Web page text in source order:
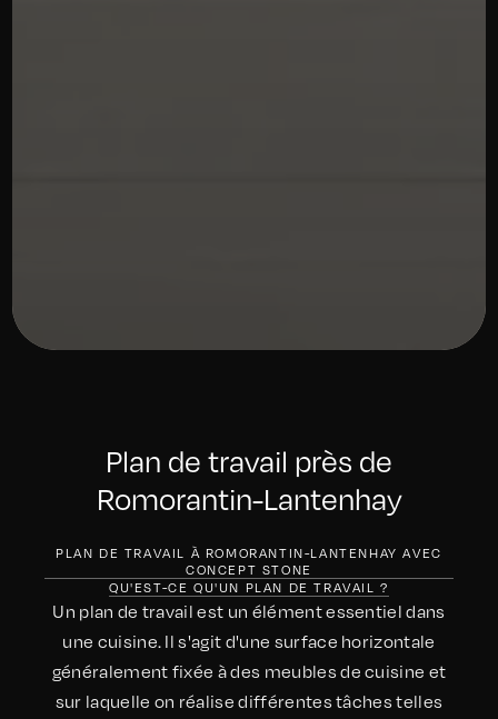
Plan de travail près de
Romorantin-Lantenhay
PLAN DE TRAVAIL À ROMORANTIN-LANTENHAY AVEC
CONCEPT STONE
QU'EST-CE QU'UN PLAN DE TRAVAIL ?
Un plan de travail est un élément essentiel dans
une cuisine. Il s'agit d'une surface horizontale
généralement fixée à des meubles de cuisine et
sur laquelle on réalise différentes tâches telles